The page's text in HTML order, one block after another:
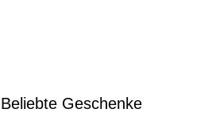
Beliebte Geschenke